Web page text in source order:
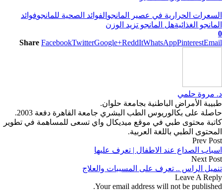
السعرات الحرارية في عصير المانجو الفوائد الصحية للمانجوفوائد
المانجو الغذائيةهل المانجو تزيد الوزن
0
Share FacebookTwitterGoogle+ReddItWhatsAppPinterestEmail
د. مروة حلمي
طبيبة الأمراض الباطنية بجامعة حلوان.
حاصلة على بكالوريوس الطب البشري جامعة القاهرة دفعة 2003.
كاتبة محتوى طبي في موقع ميديكال واي تسعى للمساهمة في تطوير
المحتوى الطبي باللغة العربية.
Prev Post
اسباب الصداع عند الاطفال | تعرف عليها
Next Post
تنميل الراس .. تعرف على المسببات والعلاج
Leave A Reply
Your email address will not be published.